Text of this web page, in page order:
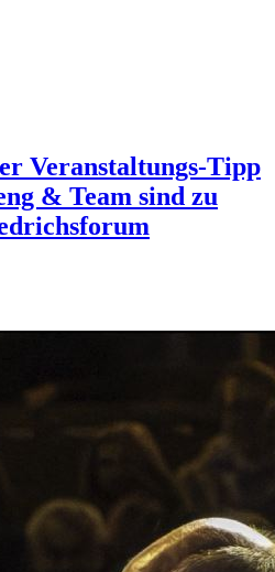
Veranstaltungs-Tipp
& Team sind zu